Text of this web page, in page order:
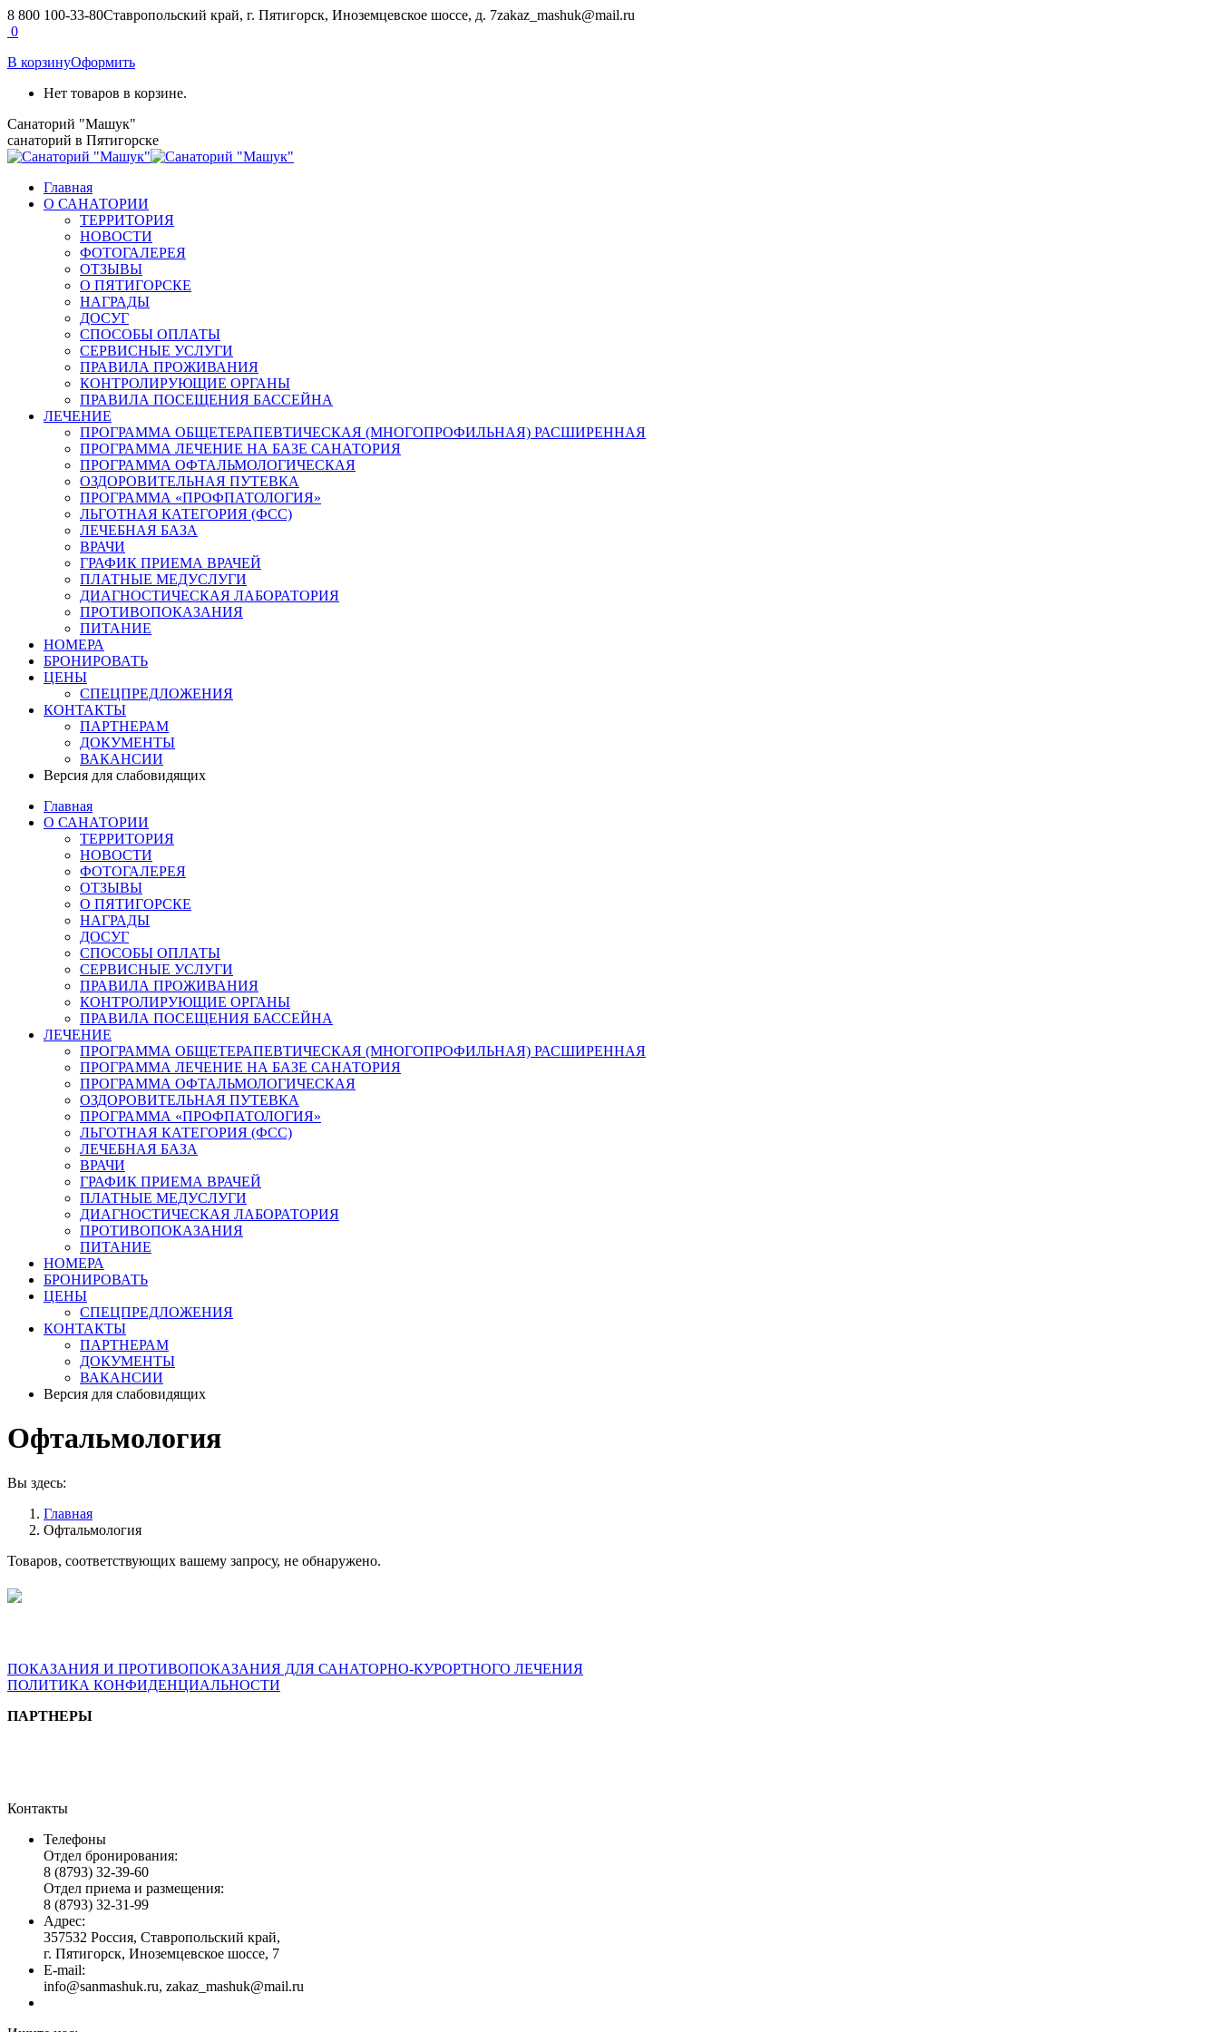
Перейти
к
8 800 100-33-80Ставропольский край, г. Пятигорск, Иноземцевское шоссе, д. 7zakaz_mashuk@mail.ru
Страница
открывается
новом
Страница
открывается
новом
0
В корзинуОформить
Нет товаров в корзине.
Санаторий "Машук"
санаторий в Пятигорске
Главная
О САНАТОРИИ
ТЕРРИТОРИЯ
НОВОСТИ
ФОТОГАЛЕРЕЯ
ОТЗЫВЫ
О ПЯТИГОРСКЕ
НАГРАДЫ
ДОСУГ
СПОСОБЫ ОПЛАТЫ
СЕРВИСНЫЕ УСЛУГИ
ПРАВИЛА ПРОЖИВАНИЯ
КОНТРОЛИРУЮЩИЕ ОРГАНЫ
ПРАВИЛА ПОСЕЩЕНИЯ БАССЕЙНА
ЛЕЧЕНИЕ
ПРОГРАММА ОБЩЕТЕРАПЕВТИЧЕСКАЯ (МНОГОПРОФИЛЬНАЯ) РАСШИРЕННАЯ
ПРОГРАММА ЛЕЧЕНИЕ НА БАЗЕ САНАТОРИЯ
ПРОГРАММА ОФТАЛЬМОЛОГИЧЕСКАЯ
ОЗДОРОВИТЕЛЬНАЯ ПУТЕВКА
ПРОГРАММА «ПРОФПАТОЛОГИЯ»
ЛЬГОТНАЯ КАТЕГОРИЯ (ФСС)
ЛЕЧЕБНАЯ БАЗА
ВРАЧИ
ГРАФИК ПРИЕМА ВРАЧЕЙ
ПЛАТНЫЕ МЕДУСЛУГИ
ДИАГНОСТИЧЕСКАЯ ЛАБОРАТОРИЯ
ПРОТИВОПОКАЗАНИЯ
ПИТАНИЕ
НОМЕРА
БРОНИРОВАТЬ
ЦЕНЫ
СПЕЦПРЕДЛОЖЕНИЯ
КОНТАКТЫ
ПАРТНЕРАМ
ДОКУМЕНТЫ
ВАКАНСИИ
Версия для слабовидящих
Главная
О САНАТОРИИ
ТЕРРИТОРИЯ
НОВОСТИ
ФОТОГАЛЕРЕЯ
ОТЗЫВЫ
О ПЯТИГОРСКЕ
НАГРАДЫ
ДОСУГ
СПОСОБЫ ОПЛАТЫ
СЕРВИСНЫЕ УСЛУГИ
ПРАВИЛА ПРОЖИВАНИЯ
КОНТРОЛИРУЮЩИЕ ОРГАНЫ
ПРАВИЛА ПОСЕЩЕНИЯ БАССЕЙНА
ЛЕЧЕНИЕ
ПРОГРАММА ОБЩЕТЕРАПЕВТИЧЕСКАЯ (МНОГОПРОФИЛЬНАЯ) РАСШИРЕННАЯ
ПРОГРАММА ЛЕЧЕНИЕ НА БАЗЕ САНАТОРИЯ
ПРОГРАММА ОФТАЛЬМОЛОГИЧЕСКАЯ
ОЗДОРОВИТЕЛЬНАЯ ПУТЕВКА
ПРОГРАММА «ПРОФПАТОЛОГИЯ»
ЛЬГОТНАЯ КАТЕГОРИЯ (ФСС)
ЛЕЧЕБНАЯ БАЗА
ВРАЧИ
ГРАФИК ПРИЕМА ВРАЧЕЙ
ПЛАТНЫЕ МЕДУСЛУГИ
ДИАГНОСТИЧЕСКАЯ ЛАБОРАТОРИЯ
ПРОТИВОПОКАЗАНИЯ
ПИТАНИЕ
НОМЕРА
БРОНИРОВАТЬ
ЦЕНЫ
СПЕЦПРЕДЛОЖЕНИЯ
КОНТАКТЫ
ПАРТНЕРАМ
ДОКУМЕНТЫ
ВАКАНСИИ
Версия для слабовидящих
Офтальмология
Вы здесь:
Главная
Офтальмология
Товаров, соответствующих вашему запросу, не обнаружено.
ПОКАЗАНИЯ И ПРОТИВОПОКАЗАНИЯ ДЛЯ САНАТОРНО-КУРОРТНОГО ЛЕЧЕНИЯ
ПОЛИТИКА КОНФИДЕНЦИАЛЬНОСТИ
ПАРТНЕРЫ
Контакты
Телефоны
Отдел бронирования:
8 (8793) 32-39-60
Отдел приема и размещения:
8 (8793) 32-31-99
Адрес:
357532 Россия, Ставропольский край,
г. Пятигорск, Иноземцевское шоссе, 7
E-mail:
info@sanmashuk.ru, zakaz_mashuk@mail.ru